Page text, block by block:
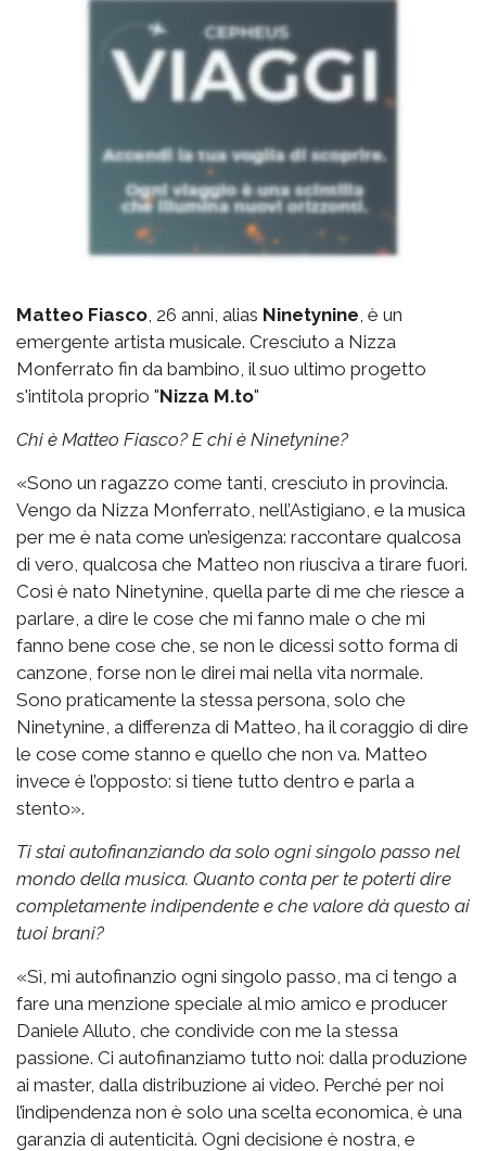
Matteo Fiasco , 26 anni, alias Ninetynine , è un
emergente artista musicale. Cresciuto a Nizza
Monferrato fin da bambino, il suo ultimo progetto
s'intitola proprio "Nizza M.to"
Chi è Matteo Fiasco? E chi è Ninetynine?
«Sono un ragazzo come tanti, cresciuto in provincia.
Vengo da Nizza Monferrato, nell’Astigiano, e la musica
per me è nata come un’esigenza: raccontare qualcosa
di vero, qualcosa che Matteo non riusciva a tirare fuori.
Così è nato Ninetynine, quella parte di me che riesce a
parlare, a dire le cose che mi fanno male o che mi
fanno bene cose che, se non le dicessi sotto forma di
canzone, forse non le direi mai nella vita normale.
Sono praticamente la stessa persona, solo che
Ninetynine, a differenza di Matteo, ha il coraggio di dire
le cose come stanno e quello che non va. Matteo
invece è l’opposto: si tiene tutto dentro e parla a
stento».
Ti stai autofinanziando da solo ogni singolo passo nel
mondo della musica. Quanto conta per te poterti dire
completamente indipendente e che valore dà questo ai
tuoi brani?
«Sì, mi autofinanzio ogni singolo passo, ma ci tengo a
fare una menzione speciale al mio amico e producer
Daniele Alluto, che condivide con me la stessa
passione. Ci autofinanziamo tutto noi: dalla produzione
ai master, dalla distribuzione ai video. Perché per noi
l’indipendenza non è solo una scelta economica, è una
garanzia di autenticità. Ogni decisione è nostra, e